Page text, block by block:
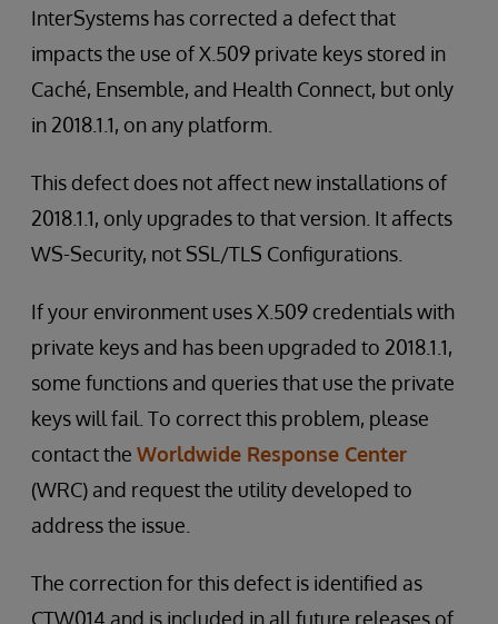
InterSystems has corrected a defect that
impacts the use of X.509 private keys stored in
Caché, Ensemble, and Health Connect, but only
in 2018.1.1, on any platform.
This defect does not affect new installations of
2018.1.1, only upgrades to that version. It affects
WS-Security, not SSL/TLS Configurations.
If your environment uses X.509 credentials with
private keys and has been upgraded to 2018.1.1,
some functions and queries that use the private
keys will fail. To correct this problem, please
contact the Worldwide Response Center
(WRC) and request the utility developed to
address the issue.
The correction for this defect is identified as
CTW014 and is included in all future releases of